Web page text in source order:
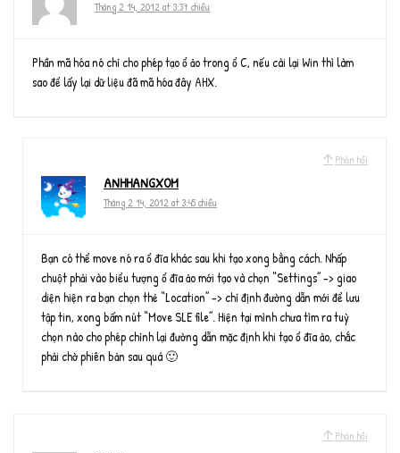
Tháng 2 14, 2012 at 3:37 chiều
Phần mã hóa nó chỉ cho phép tạo ổ ảo trong ổ C, nếu cài lại Win thì làm
sao để lấy lại dữ liệu đã mã hóa đây AHX.
Phản hồi
ANHHANGXOM
Tháng 2 14, 2012 at 3:45 chiều
Bạn có thể move nó ra ổ đĩa khác sau khi tạo xong bằng cách. Nhấp
chuột phải vào biểu tượng ổ đĩa ảo mới tạo và chọn “Settings” -> giao
diện hiện ra bạn chọn thẻ “Location” -> chỉ định đường dẫn mới để lưu
tập tin, xong bấm nút “Move SLE file”. Hiện tại mình chưa tìm ra tuỳ
chọn nào cho phép chỉnh lại đường dẫn mặc định khi tạo ổ đĩa ảo, chắc
phải chờ phiên bản sau quá 🙂
Phản hồi